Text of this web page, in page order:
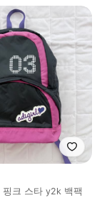
크 스타 y2k 백팩